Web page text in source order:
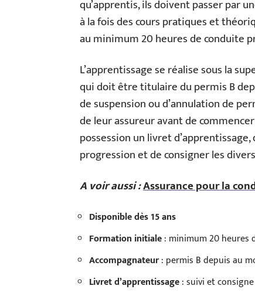
qu’apprentis, ils doivent passer par
à la fois des cours pratiques et
au minimum 20 heures de conduite
L’apprentissage se réalise sous la
qui doit être titulaire du permis B
de suspension ou d’annulation de
de leur assureur avant de
possession un livret
progression et de consigner les
A voir aussi :Assurance pour la
Disponible dès 15 ans
Formation initiale: minimum 20 heures
Accompagnateur: permis B depuis au
Livret d’apprentissage: suivi et